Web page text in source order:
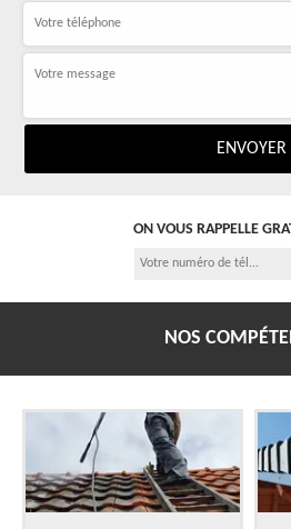
ON VOUS RAPPELLE
NOS